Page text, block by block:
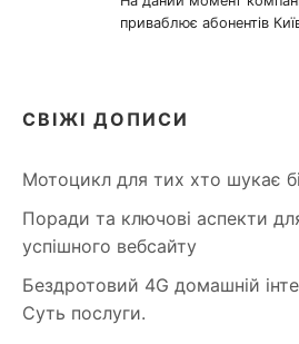
СВІЖІ ДОПИСИ
Мотоцикл для тих хто шукає
Поради та ключові аспекти
успішного вебсайту
Бездротовий 4G домашній
Суть послуги.